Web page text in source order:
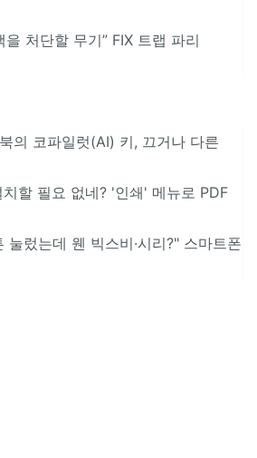
처단할 무기” FIX 트랩 파리
의 코파일럿(AI) 키, 끄거나 다른
할 필요 없네? '인쇄' 메뉴로 PDF
렀는데 웬 빅스비·시리?" 스마트폰